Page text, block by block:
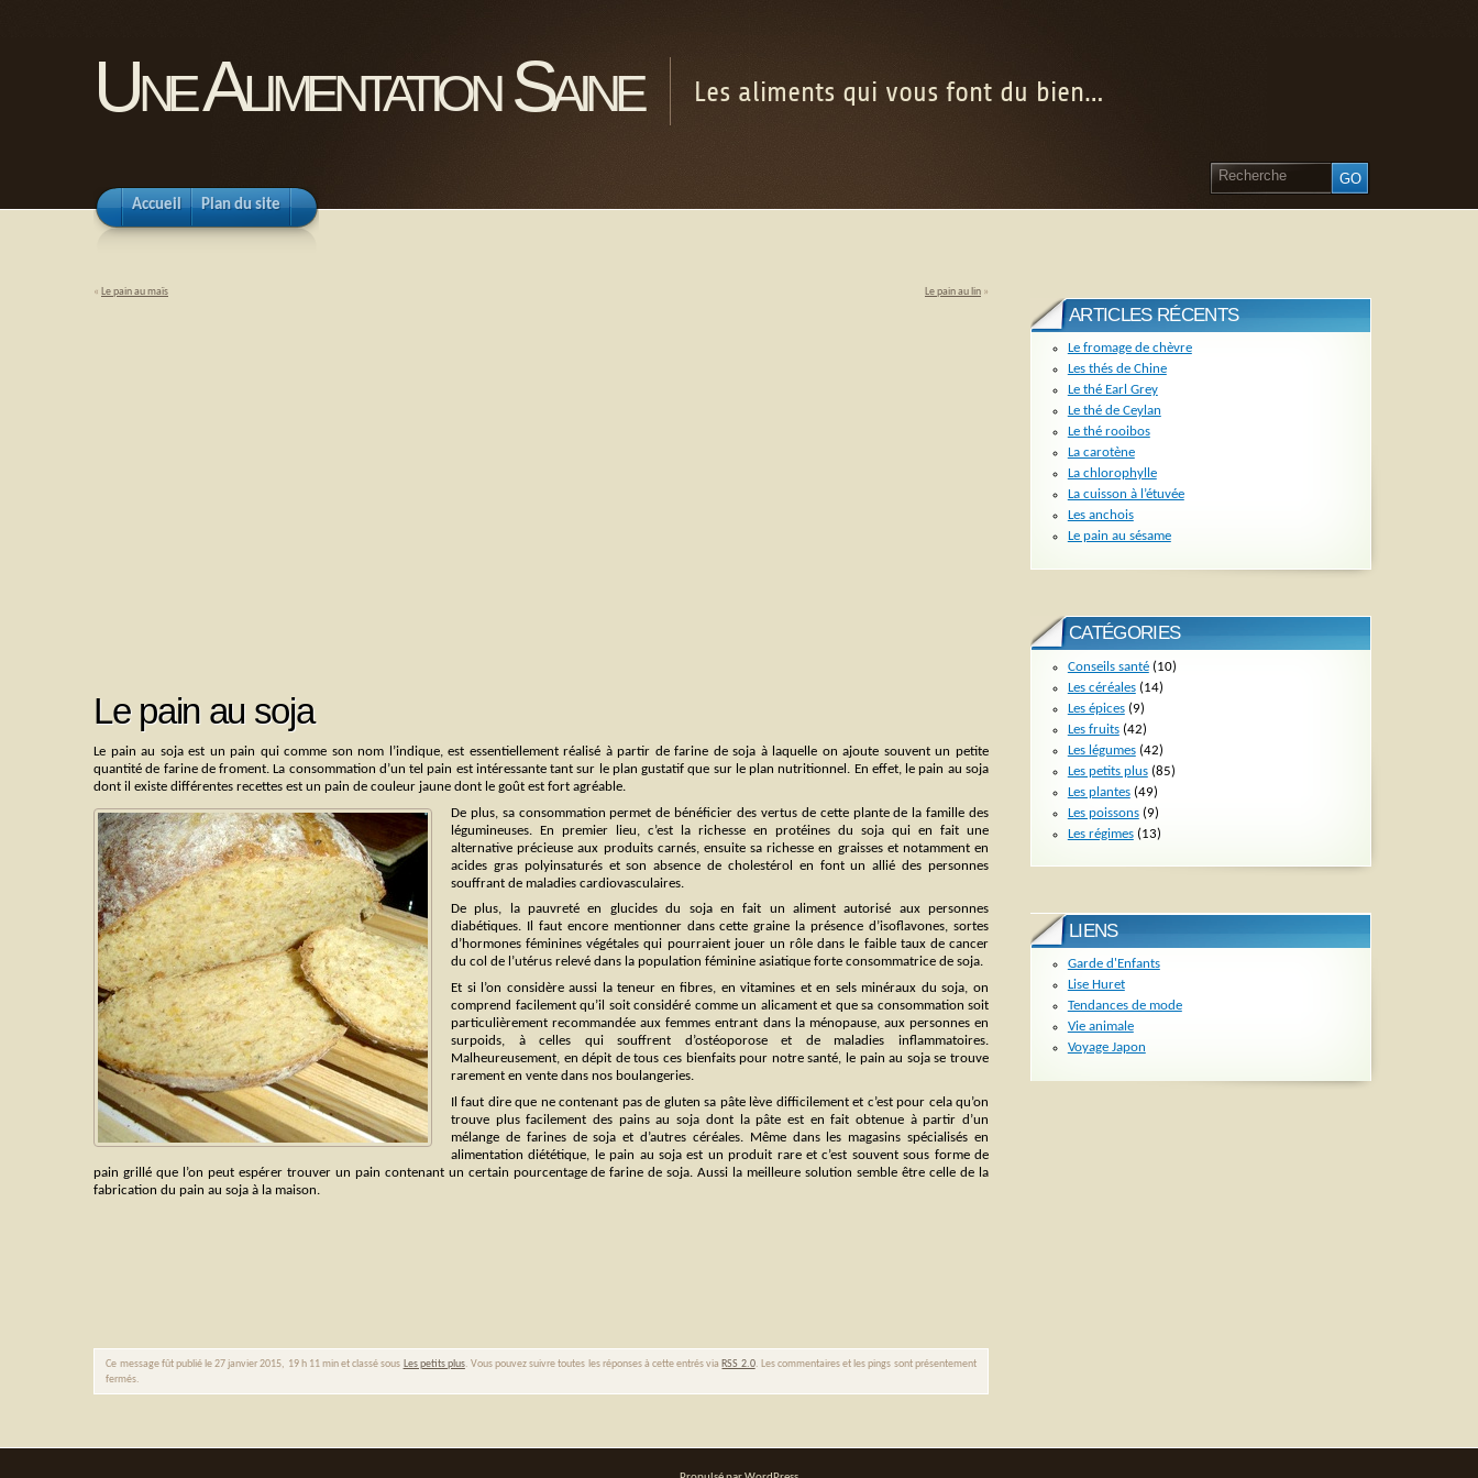
Une Alimentation Saine Les aliments qui vous font du bien…
Accueil Plan du site
« Le pain au maïs Le pain au lin »
Le pain au soja
Le pain au soja est un pain qui comme son nom l’indique, est essentiellement réalisé à partir de farine de soja à laquelle on ajoute souvent un petite
quantité de farine de froment. La consommation d’un tel pain est intéressante tant sur le plan gustatif que sur le plan nutritionnel. En effet, le pain au soja
dont il existe différentes recettes est un pain de couleur jaune dont le goût est fort agréable.
De plus, sa consommation permet de bénéficier des vertus de cette plante de la famille des
légumineuses. En premier lieu, c’est la richesse en protéines du soja qui en fait une
alternative précieuse aux produits carnés, ensuite sa richesse en graisses et notamment en
acides gras polyinsaturés et son absence de cholestérol en font un allié des personnes
souffrant de maladies cardiovasculaires.
De plus, la pauvreté en glucides du soja en fait un aliment autorisé aux personnes
diabétiques. Il faut encore mentionner dans cette graine la présence d’isoflavones, sortes
d’hormones féminines végétales qui pourraient jouer un rôle dans le faible taux de cancer
du col de l’utérus relevé dans la population féminine asiatique forte consommatrice de soja.
Et si l’on considère aussi la teneur en fibres, en vitamines et en sels minéraux du soja, on
comprend facilement qu’il soit considéré comme un alicament et que sa consommation soit
particulièrement recommandée aux femmes entrant dans la ménopause, aux personnes en
surpoids, à celles qui souffrent d’ostéoporose et de maladies inflammatoires.
Malheureusement, en dépit de tous ces bienfaits pour notre santé, le pain au soja se trouve
rarement en vente dans nos boulangeries.
Il faut dire que ne contenant pas de gluten sa pâte lève difficilement et c’est pour cela qu’on
trouve plus facilement des pains au soja dont la pâte est en fait obtenue à partir d’un
mélange de farines de soja et d’autres céréales. Même dans les magasins spécialisés en
alimentation diététique, le pain au soja est un produit rare et c’est souvent sous forme de
pain grillé que l’on peut espérer trouver un pain contenant un certain pourcentage de farine de soja. Aussi la meilleure solution semble être celle de la
fabrication du pain au soja à la maison.
Ce message fût publié le 27 janvier 2015, 19 h 11 min et classé sous Les petits plus. Vous pouvez suivre toutes les réponses à cette entrés via RSS 2.0. Les commentaires et les pings sont présentement
fermés.
ARTICLES RÉCENTS
Le fromage de chèvre
Les thés de Chine
Le thé Earl Grey
Le thé de Ceylan
Le thé rooibos
La carotène
La chlorophylle
La cuisson à l’étuvée
Les anchois
Le pain au sésame
CATÉGORIES
Conseils santé(10)
Les céréales(14)
Les épices(9)
Les fruits(42)
Les légumes(42)
Les petits plus(85)
Les plantes(49)
Les poissons(9)
Les régimes(13)
LIENS
Garde d'Enfants
Lise Huret
Tendances de mode
Vie animale
Voyage Japon